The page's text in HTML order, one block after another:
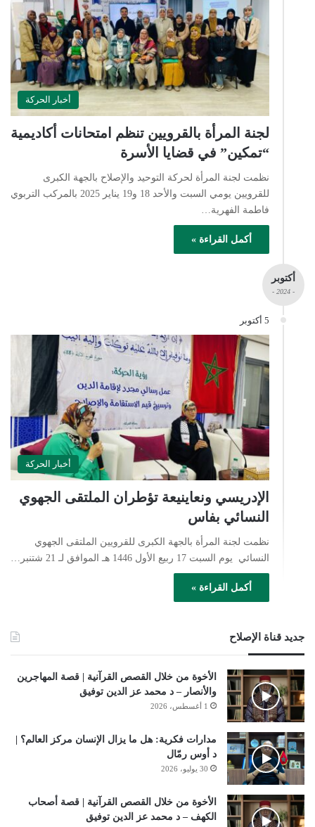
أخبار الحركة
لجنة المرأة بالقرويين تنظم امتحانات أكاديمية
“تمكين” في قضايا الأسرة‎
نظمت لجنة المرأة لحركة التوحيد والإصلاح بالجهة الكبرى
للقرويين يومي السبت والأحد 18 و19 يناير 2025 بالمركب التربوي
فاطمة الفهرية…
أكمل القراءة »
أكتوبر
- 2024 -
5 أكتوبر
أخبار الحركة
الإدريسي ونعاينيعة تؤطران الملتقى الجهوي
النسائي بفاس
نظمت لجنة المرأة بالجهة الكبرى للقرويين الملتقى الجهوي
النسائي يوم السبت 17 ربيع الأول 1446 هـ الموافق لـ 21 شتنبر…
أكمل القراءة »
جديد قناة الإصلاح
الأخوة من خلال القصص القرآنية | قصة المهاجرين
والأنصار – د محمد عز الدين توفيق
1 أغسطس، 2026
مدارات فكرية: هل ما يزال الإنسان مركز العالم؟ |
د أوس رمّال
30 يوليو، 2026
الأخوة من خلال القصص القرآنية | قصة أصحاب
الكهف – د محمد عز الدين توفيق